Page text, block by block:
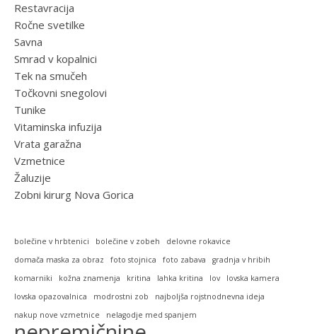
Restavracija
Ročne svetilke
Savna
Smrad v kopalnici
Tek na smučeh
Točkovni snegolovi
Tunike
Vitaminska infuzija
Vrata garažna
Vzmetnice
Žaluzije
Zobni kirurg Nova Gorica
bolečine v hrbtenici bolečine v zobeh
delovne rokavice
domača maska za obraz
foto stojnica foto zabava
gradnja v hribih
komarniki
kožna znamenja kritina lahka kritina lov
lovska kamera
lovska opazovalnica
modrostni zob
najboljša rojstnodnevna ideja
nakup nove vzmetnice
nelagodje med spanjem